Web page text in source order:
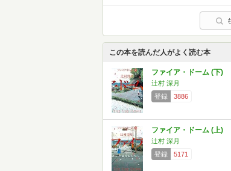
この本を読んだ人がよく読む本
ファイア・ドーム (下)
辻村 深月
登録
3886
ファイア・ドーム (上)
辻村 深月
登録
5171